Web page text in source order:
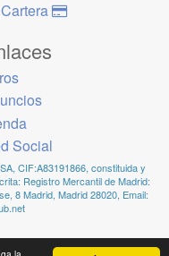
Social
CIF:A83191866, constituida y
Registro Mercantil de Madrid:
8 Madrid, Madrid 28020, Email: